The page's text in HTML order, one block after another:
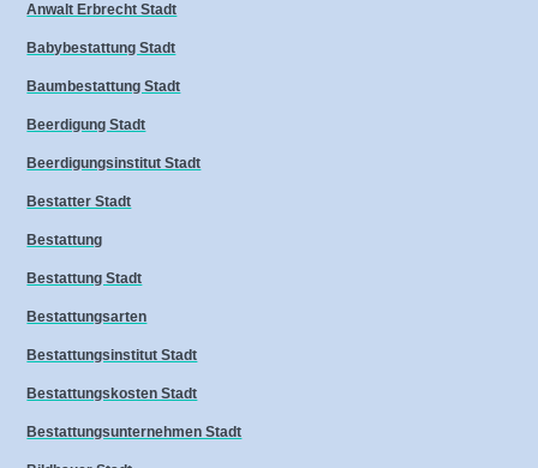
Anwalt Erbrecht Stadt
Babybestattung Stadt
Baumbestattung Stadt
Beerdigung Stadt
Beerdigungsinstitut Stadt
Bestatter Stadt
Bestattung
Bestattung Stadt
Bestattungsarten
Bestattungsinstitut Stadt
Bestattungskosten Stadt
Bestattungsunternehmen Stadt